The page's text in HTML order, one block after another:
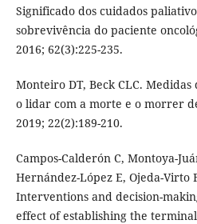
Significado dos cuidados
sobrevivência do paciente
2016; 62(3):225-235.
Monteiro DT, Beck CLC.
o lidar com a morte e o morrer
2019; 22(2):189-210.
Campos-Calderón C, Montoya-
Hernández-López E, Ojeda-Virto
Interventions and decision-
effect of establishing the